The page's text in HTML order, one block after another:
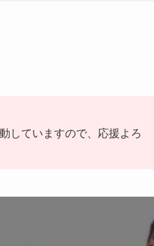
していますので、応援よろ